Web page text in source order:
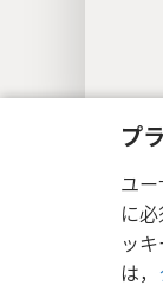
プ
ユ
に
ッ
は，